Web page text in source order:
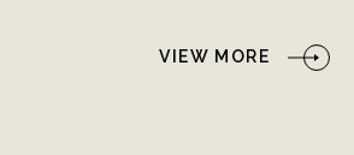
VIEW MORE